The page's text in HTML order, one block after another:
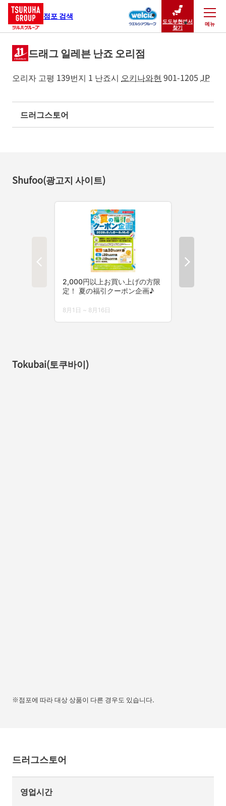
점포 검색
도도부현에서
찾기
메뉴
닫기
드래그 일레븐 난죠 오리점
오리자 고평 139번지 1 난죠시 오키나와현 901-1205 JP
드러그스토어
Shufoo(광고지 사이트)
Tokubai(토쿠바이)
※점포에 따라 대상 상품이 다른 경우도 있습니다.
드러그스토어
영업시간